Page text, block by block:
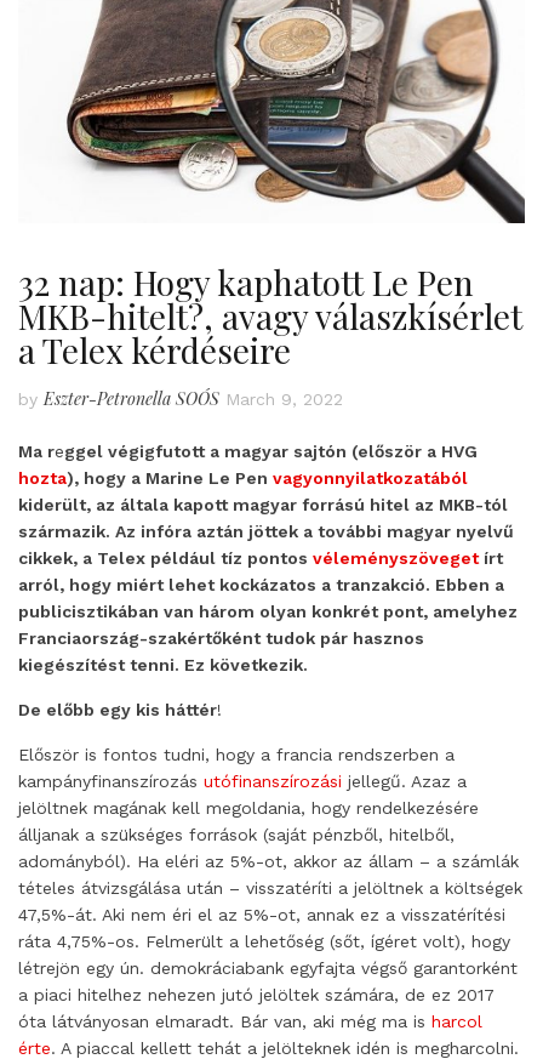
32 nap: Hogy kaphatott Le Pen
MKB-hitelt?, avagy válaszkísérlet
a Telex kérdéseire
by Eszter-Petronella SOÓS March 9, 2022
Ma reggel végigfutott a magyar sajtón (először a HVG
hozta), hogy a Marine Le Pen vagyonnyilatkozatából
kiderült, az általa kapott magyar forrású hitel az MKB-tól
származik. Az infóra aztán jöttek a további magyar nyelvű
cikkek, a Telex például tíz pontos véleményszövegetírt
arról, hogy miért lehet kockázatos a tranzakció. Ebben a
publicisztikában van három olyan konkrét pont, amelyhez
Franciaország-szakértőként tudok pár hasznos
kiegészítést tenni. Ez következik.
De előbb egy kis háttér!
Először is fontos tudni, hogy a francia rendszerben a
kampányfinanszírozás utófinanszírozási jellegű. Azaz a
jelöltnek magának kell megoldania, hogy rendelkezésére
álljanak a szükséges források (saját pénzből, hitelből,
adományból). Ha eléri az 5%-ot, akkor az állam – a számlák
tételes átvizsgálása után – visszatéríti a jelöltnek a költségek
47,5%-át. Aki nem éri el az 5%-ot, annak ez a visszatérítési
ráta 4,75%-os. Felmerült a lehetőség (sőt, ígéret volt), hogy
létrejön egy ún. demokráciabank egyfajta végső garantorként
a piaci hitelhez nehezen jutó jelöltek számára, de ez 2017
óta látványosan elmaradt. Bár van, aki még ma is harcol
érte. A piaccal kellett tehát a jelölteknek idén is megharcolni.